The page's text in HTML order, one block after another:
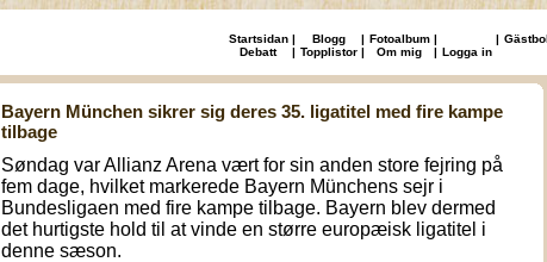
Startsidan | Blogg | Fotoalbum | |
Debatt
| Topplistor | Om mig | Logga in
Bayern München sikrer sig deres 35. ligatitel med fire kampe
tilbage
Søndag var Allianz Arena vært for sin anden store fejring på
fem dage, hvilket markerede Bayern Münchens sejr i
Bundesligaen med fire kampe tilbage. Bayern blev dermed
det hurtigste hold til at vinde en større europæisk ligatitel i
denne sæson.